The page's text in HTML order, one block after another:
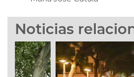
Noticias